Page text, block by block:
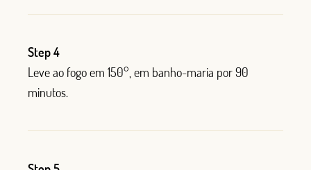
Step 4
Leve ao fogo em 150°, em banho-maria por 90
minutos.